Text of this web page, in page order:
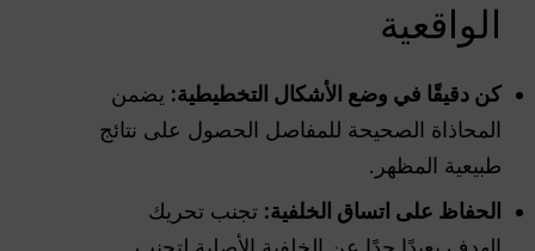
الواقعية
كن دقيقًا في وضع الأشكال التخطيطية: يضمن
المحاذاة الصحيحة للمفاصل الحصول على نتائج
طبيعية المظهر.
الحفاظ على اتساق الخلفية: تجنب تحريك